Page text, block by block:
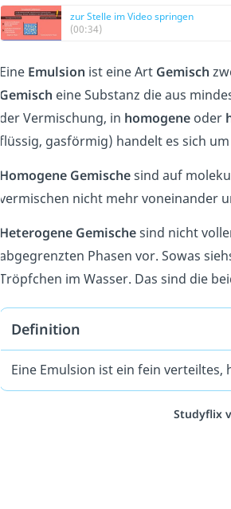
zur Stelle im Video springen
(00:34)
Eine Emulsion ist eine Art Gemisch
Gemisch eine Substanz die aus
der Vermischung, in homogeneoder
flüssig, gasförmig) handelt es sich
Homogene Gemischesind auf
vermischen nicht mehr voneinander
Heterogene Gemischesind nicht
abgegrenzten Phasen vor. Sowas
Tröpfchen im Wasser. Das sind die
Definition
Eine Emulsion ist ein fein
Studyflix